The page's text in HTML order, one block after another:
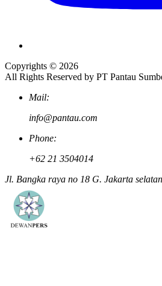
Copyrights © 2026
All Rights Reserved by PT Pantau
Mail:
info@pantau.com
Phone:
+62 21 3504014
Jl. Bangka raya no 18 G. Jakarta